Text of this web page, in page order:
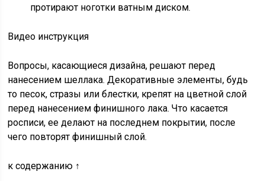
протирают ноготки ватным диском.
Видео инструкция
Вопросы, касающиеся дизайна, решают перед
нанесением шеллака. Декоративные элементы, будь
то песок, стразы или блестки, крепят на цветной слой
перед нанесением финишного лака. Что касается
росписи, ее делают на последнем покрытии, после
чего повторят финишный слой.
к содержанию ↑